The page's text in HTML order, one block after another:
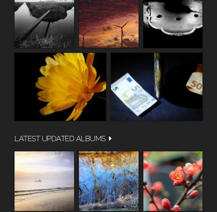
LATEST UPDATED ALBUMS